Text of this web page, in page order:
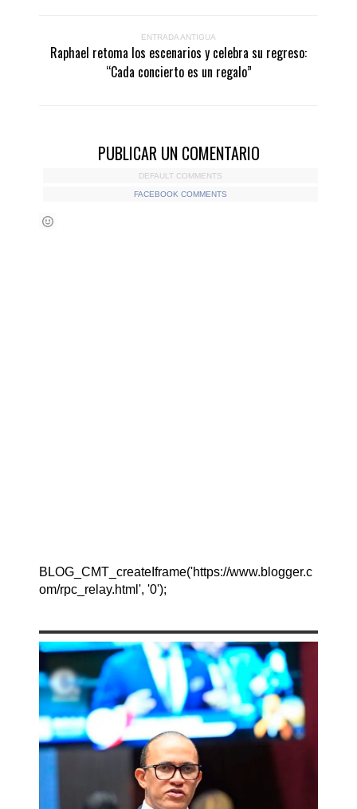
ENTRADA ANTIGUA
Raphael retoma los escenarios y celebra su regreso:
“Cada concierto es un regalo”
PUBLICAR UN COMENTARIO
DEFAULT COMMENTS
FACEBOOK COMMENTS
BLOG_CMT_createIframe('https://www.blogger.c
om/rpc_relay.html', '0');